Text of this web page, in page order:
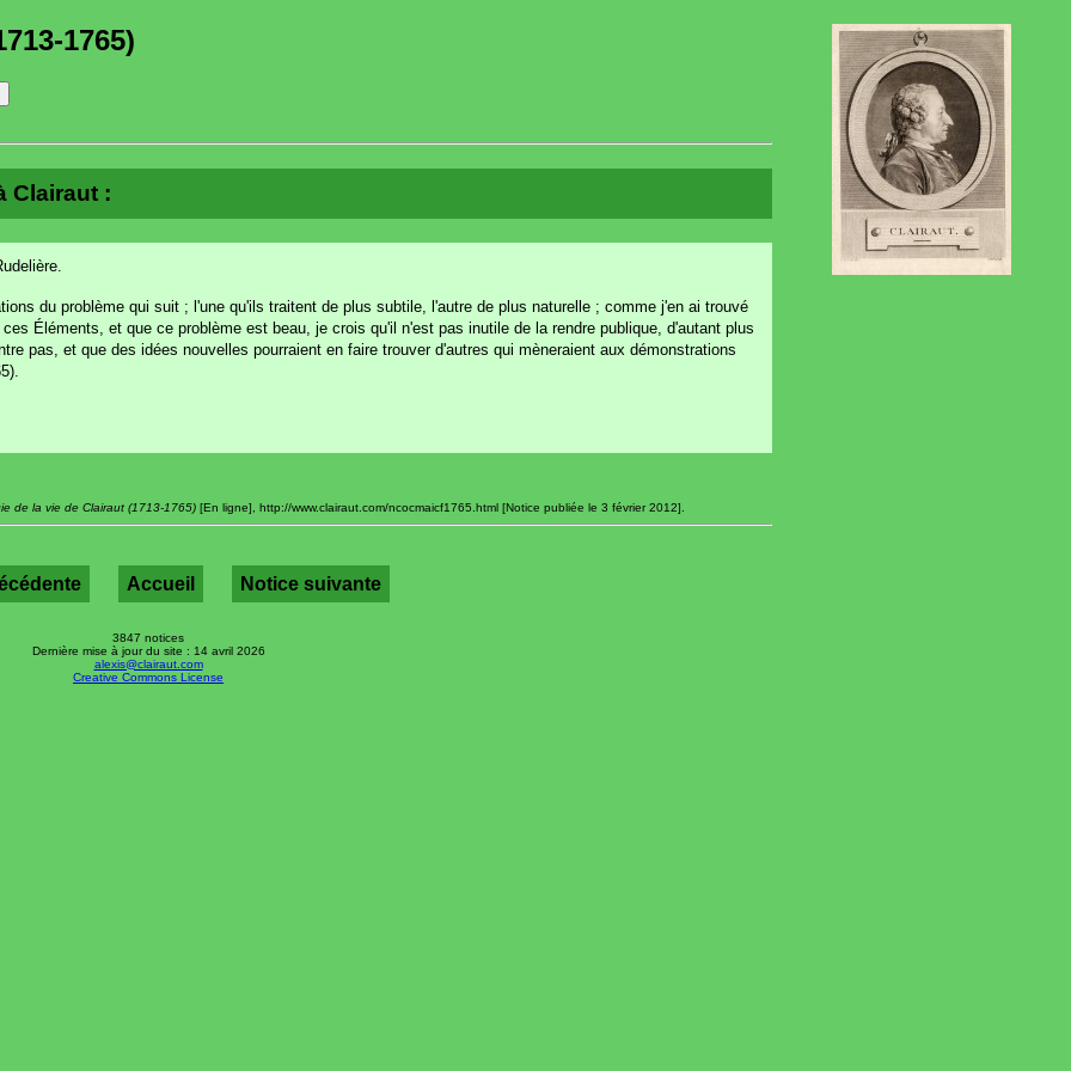
1765)
Clairaut :
du problème qui suit ; l'une qu'ils traitent de plus subtile, l'autre de plus naturelle ; comme j'en ai trouvé
Éléments, et que ce problème est beau, je crois qu'il n'est pas inutile de la rendre publique, d'autant plus
pas, et que des idées nouvelles pourraient en faire trouver d'autres qui mèneraient aux démonstrations
de la vie de Clairaut (1713-1765) [En ligne], http://www.clairaut.com/ncocmaicf1765.html [Notice publiée le 3 février 2012].
Accueil Notice suivante
3847 notices
Dernière mise à jour du site : 14 avril 2026
alexis@clairaut.com
Creative Commons License